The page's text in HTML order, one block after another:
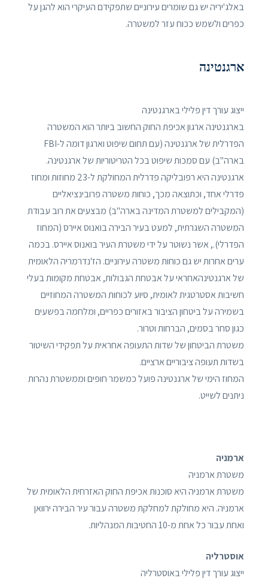
באלג'יריה יש גם שומרים עירוניים שתפקידם העיקרי הוא להגן על
כפרים ולשמש ככוח עזר למשטרה.
ארגנטינה
ייצוג עורך דין פלילי בארגנטינה
בארגנטינה ארגון אכיפת החוק החשוב ביותר הוא המשטרה
הפדרלית של ארגנטינה (עם תחום שיפוט וארגון דומה ל-FBI
בארה"ב) עם סמכות שיפוט בכל הטריטוריות של ארגנטינה.
ארגנטינה היא רפובליקה פדרלית המחולקת ל-23 מחוזות ומחוז
פדרלי אחד, וכתוצאה מכך, כוחות משטרה פרובינציאליים
(המקבילים למשטרת המדינה בארה"ב) מבצעים את רוב עבודת
המשטרה השגרתית, למעט בעיר הבירה בואנוס איירס (המחוז
הפדרלי)., אשר נשוטר על ידי משטרת העיר בואנוס איירס. בכמה
ערים אחרות יש גם כוחות משטרה עירוניים. הז'נדרמריה הלאומית
של ארגנטינהאחראי על אבטחת הגבולות, אבטחת מקומות בעלי
חשיבות אסטרטגית לאומית, סיוע לכוחות המשטרה המחוזיים
בשמירה על ביטחון הציבור באזורים כפריים, ומלחמה בפשעים
כגון סחר בסמים, הברחות וטרור.
משטרת הביטחון של שדות התעופה אחראית על תפקידי השיטור
בשדות תעופה ציבוריים ארציים.
המחוז הימי של ארגנטינה פועל כמשמר חופים וממשטרת נהרות
ניתנים לשייט.
ארמניה
משטרת ארמניה
משטרת ארמניה היא סוכנות אכיפת החוק האזרחית הלאומית של
ארמניה. היא מחולקת למחלקת משטרה עבור עיר הבירה ירוואן
ואחת עבור כל אחת מ-10 החטיבות המנהליות.
אוסטרליה
ייצוג עורך דין פלילי באוסטרליה